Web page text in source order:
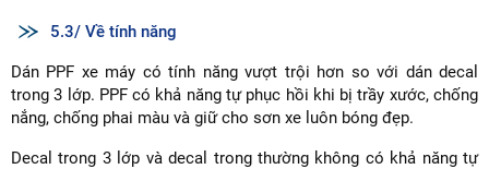
5.3/ Về tính năng
Dán PPF xe máy có tính năng vượt trội hơn so với dán decal
trong 3 lớp. PPF có khả năng tự phục hồi khi bị trầy xước, chống
nắng, chống phai màu và giữ cho sơn xe luôn bóng đẹp.
Decal trong 3 lớp và decal trong thường không có khả năng tự